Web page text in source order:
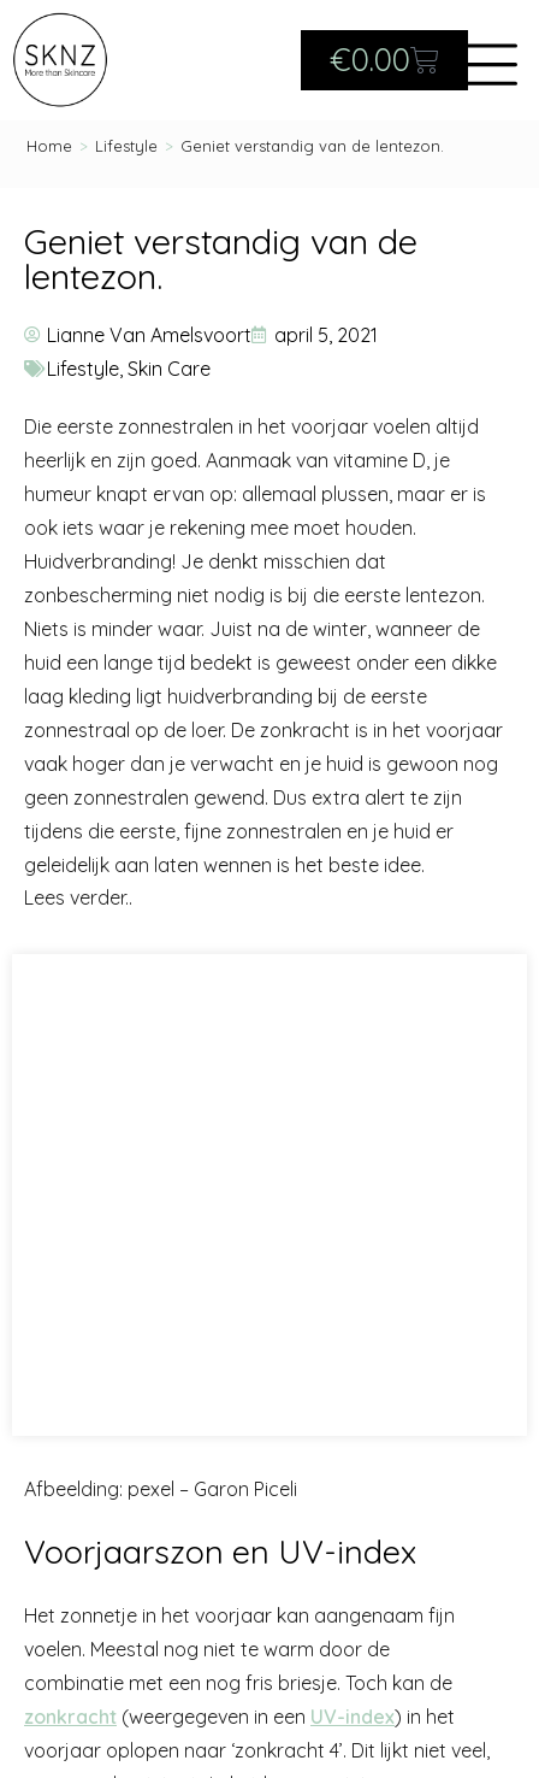
€0.00
Home > Lifestyle > Geniet verstandig van de lentezon.
Geniet verstandig van de
lentezon.
Lianne Van Amelsvoort
april 5, 2021
Lifestyle, Skin Care
Die eerste zonnestralen in het voorjaar voelen altijd
heerlijk en zijn goed. Aanmaak van vitamine D, je
humeur knapt ervan op: allemaal plussen, maar er is
ook iets waar je rekening mee moet houden.
Huidverbranding! Je denkt misschien dat
zonbescherming niet nodig is bij die eerste lentezon.
Niets is minder waar. Juist na de winter, wanneer de
huid een lange tijd bedekt is geweest onder een dikke
laag kleding ligt huidverbranding bij de eerste
zonnestraal op de loer. De zonkracht is in het voorjaar
vaak hoger dan je verwacht en je huid is gewoon nog
geen zonnestralen gewend. Dus extra alert te zijn
tijdens die eerste, fijne zonnestralen en je huid er
geleidelijk aan laten wennen is het beste idee.
Lees verder..
Afbeelding: pexel – Garon Piceli
Voorjaarszon en UV-index
Het zonnetje in het voorjaar kan aangenaam fijn
voelen. Meestal nog niet te warm door de
combinatie met een nog fris briesje. Toch kan de
zonkracht (weergegeven in een UV-index) in het
voorjaar oplopen naar ‘zonkracht 4’. Dit lijkt niet veel,